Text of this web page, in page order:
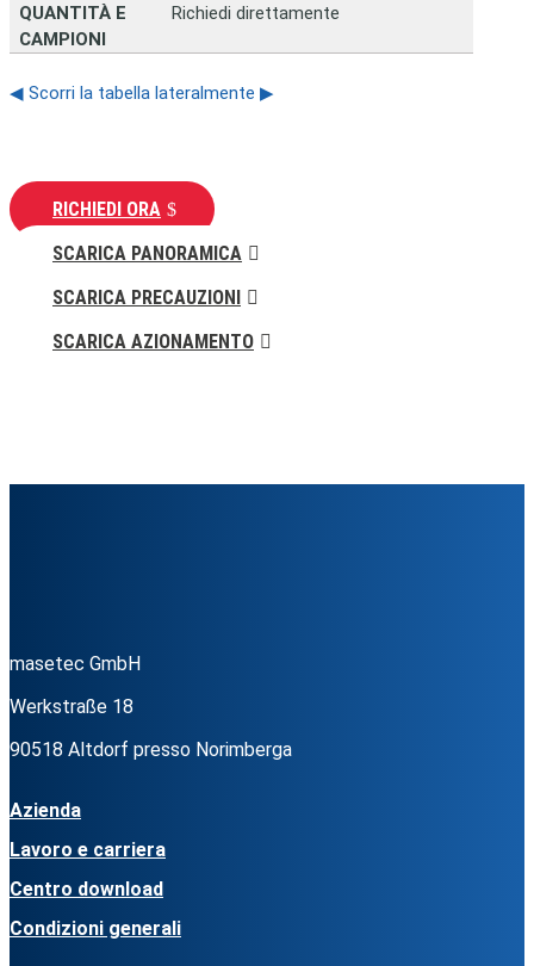
QUANTITÀ E
CAMPIONI
Richiedi direttamente
◀ Scorri la tabella lateralmente ▶
RICHIEDI ORA
SCARICA PANORAMICA
SCARICA PRECAUZIONI
SCARICA AZIONAMENTO
masetec GmbH
Werkstraße 18
90518 Altdorf presso Norimberga
Azienda
Lavoro e carriera
Centro download
Condizioni generali